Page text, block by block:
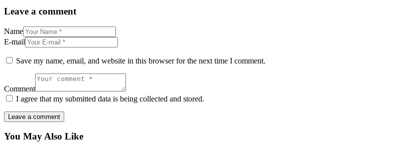
Leave a comment
Name
E-mail
Save my name, email, and website in this browser for the next time I comment.
Comment
I agree that my submitted data is being collected and stored.
You May Also Like